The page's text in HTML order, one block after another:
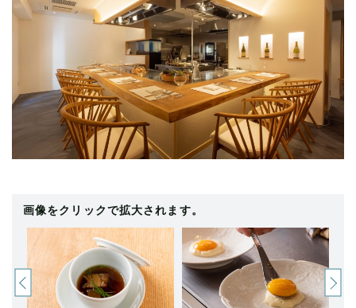
画像をクリックで拡大されます。